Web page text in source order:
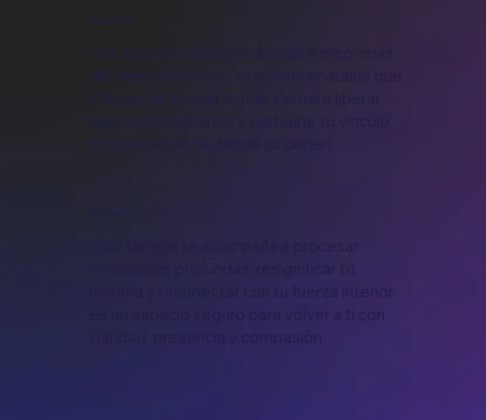
Con esta técnica accedemos a memorias
del útero materno y etapas prenatales que
influyen en tu vida actual. Permite liberar
traumas tempranos y restaurar tu vínculo
con la existencia desde su origen.
historia y reconectar con tu fuerza interior.
Es un espacio seguro para volver a ti con
claridad, presencia y compasión.